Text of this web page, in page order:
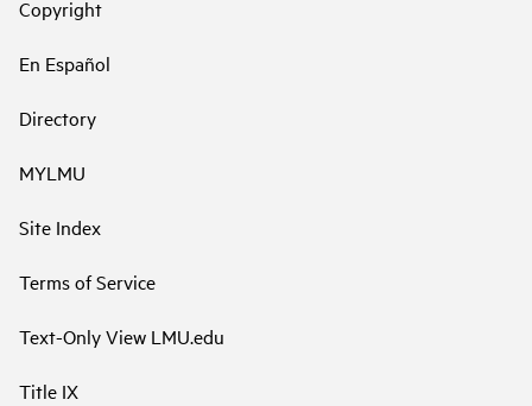
Copyright
En Español
Directory
MYLMU
Site Index
Terms of Service
Text-Only View LMU.edu
Title IX